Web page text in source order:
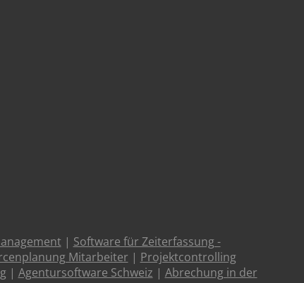
| Software für Zeiterfassung -
Mitarbeiter | Projektcontrolling
| Agentursoftware Schweiz | Abrechung in der